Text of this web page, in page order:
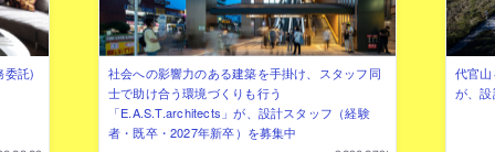
委託)
社会への影響力のある建築を手掛け、スタッフ同
士で助け合う環境づくりも行う
「E.A.S.T.architects」が、設計スタッフ（経験
者・既卒・2027年新卒）を募集中
代官
が、